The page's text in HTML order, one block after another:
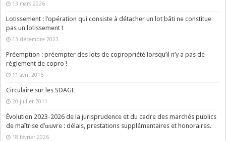
13 mars 2026
Lotissement : l’opération qui consiste à détacher un lot bâti ne constitue
pas un lotissement !
13 décembre 2023
Préemption : préempter des lots de copropriété lorsqu’il n’y a pas de
règlement de copro !
11 avril 2016
Circulaire sur les SDAGE
20 juillet 2011
Évolution 2023-2026 de la jurisprudence et du cadre des marchés publics
de maîtrise d’œuvre : délais, prestations supplémentaires et honoraires.
18 février 2026